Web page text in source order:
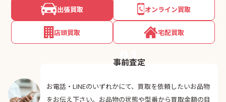
出張買取 オンライン買取
店頭買取 宅配買取
01
事前査定
お電話・LINEのいずれかにて、買取を依頼したいお品物
をお伝え下さい。お品物の状態や型番から買取金額の目